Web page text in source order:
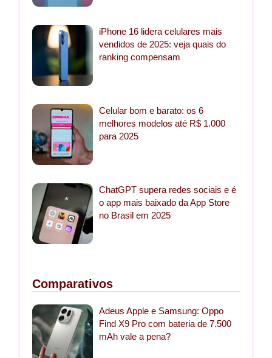
iPhone 16 lidera celulares mais
vendidos de 2025: veja quais do
ranking compensam
Celular bom e barato: os 6
melhores modelos até R$ 1.000
para 2025
ChatGPT supera redes sociais e é
o app mais baixado da App Store
no Brasil em 2025
Comparativos
Adeus Apple e Samsung: Oppo
Find X9 Pro com bateria de 7.500
mAh vale a pena?